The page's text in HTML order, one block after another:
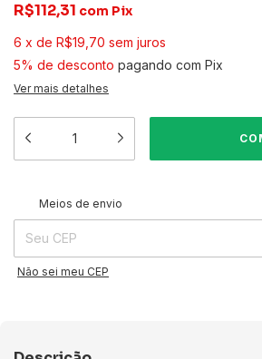
R$112,31 com Pix
6 x de R$19,70 sem juros
5% de desconto pagando com Pix
Ver mais detalhes
Entregas para o CEP:
Meios de envio
Não sei meu CEP